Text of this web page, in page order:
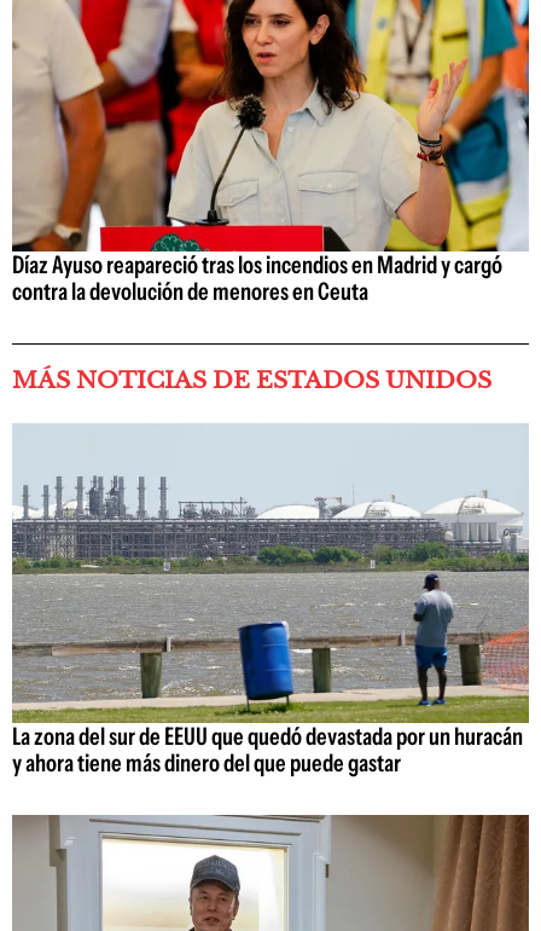
Díaz Ayuso reapareció tras los incendios en Madrid y cargó
contra la devolución de menores en Ceuta
MÁS NOTICIAS DE ESTADOS UNIDOS
La zona del sur de EEUU que quedó devastada por un huracán
y ahora tiene más dinero del que puede gastar